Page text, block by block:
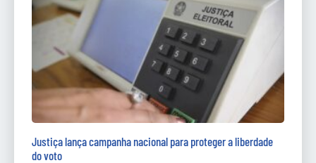
Justiça lança campanha nacional para proteger a liberdade
do voto